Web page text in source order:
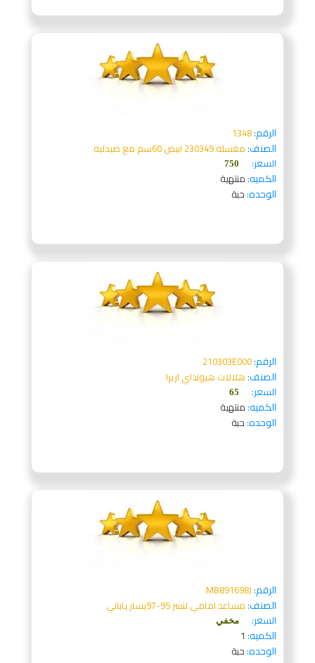
الرقم:1348
الصنف:مغسله 230349 ابيض 60سم مع صيدليه
السعر:
750
الكميه:منتهية
الوحده:حبة
الرقم:210303E000
الصنف:هلالات هيونداي ازيرا
السعر:
65
الكميه:منتهية
الوحده:حبة
الرقم:MB891698J
الصنف:مساعد امامي لنسر 95-97يسار ياباني
السعر:
مخفي
الكميه: 1
الوحده:حبة